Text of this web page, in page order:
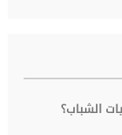
الشباب؟